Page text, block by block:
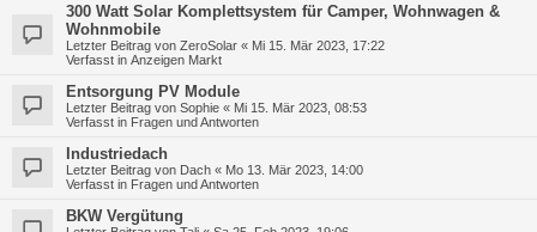
300 Watt Solar Komplettsystem für Camper, Wohnwagen &
Wohnmobile
Letzter Beitrag von ZeroSolar « Mi 15. Mär 2023, 17:22
Verfasst in Anzeigen Markt
Entsorgung PV Module
Letzter Beitrag von Sophie « Mi 15. Mär 2023, 08:53
Verfasst in Fragen und Antworten
Industriedach
Letzter Beitrag von Dach « Mo 13. Mär 2023, 14:00
Verfasst in Fragen und Antworten
BKW Vergütung